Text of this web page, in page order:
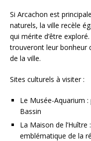
Si Arcachon est
naturels, la ville recèle
qui mérite d’être
trouveront leur bonheur
de la ville.
Sites culturels à visiter :
Le Musée-Aquarium
Bassin
La Maison de
emblématique de la